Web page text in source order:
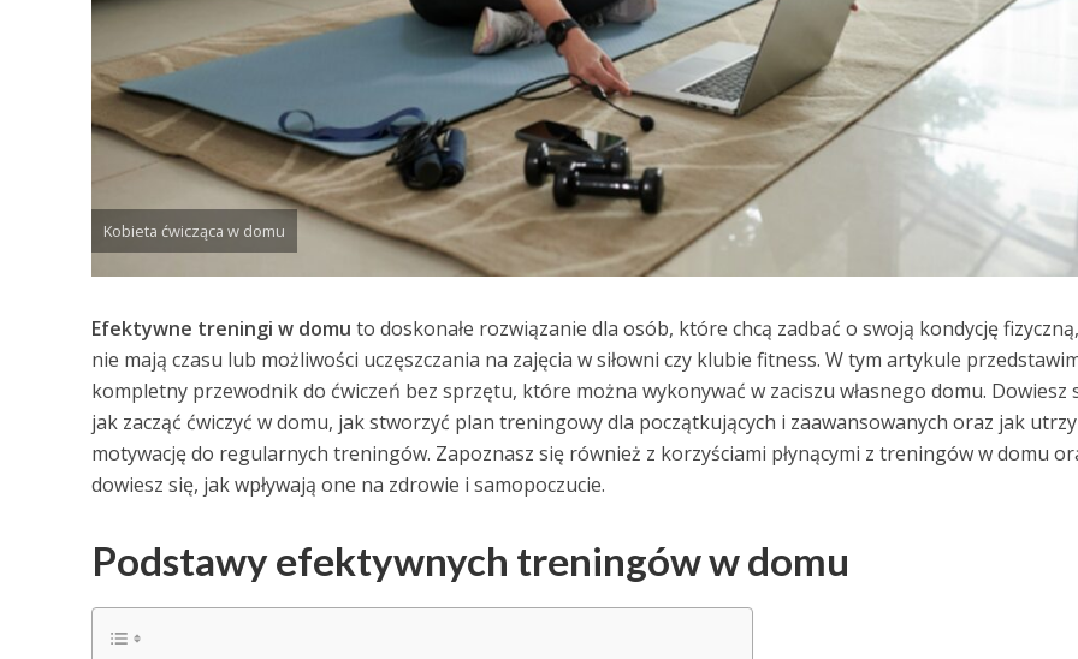
Kobieta ćwicząca w domu
Efektywne treningi w domu to doskonałe rozwiązanie dla osób, które chcą zadbać o swoją kondycję
nie mają czasu lub możliwości uczęszczania na zajęcia w siłowni czy klubie fitness. W tym artykule
kompletny przewodnik do ćwiczeń bez sprzętu, które można wykonywać w zaciszu własnego domu. Dowiesz
jak zacząć ćwiczyć w domu, jak stworzyć plan treningowy dla początkujących i zaawansowanych oraz jak
motywację do regularnych treningów. Zapoznasz się również z korzyściami płynącymi z treningów w domu
dowiesz się, jak wpływają one na zdrowie i samopoczucie.
Podstawy efektywnych treningów w domu